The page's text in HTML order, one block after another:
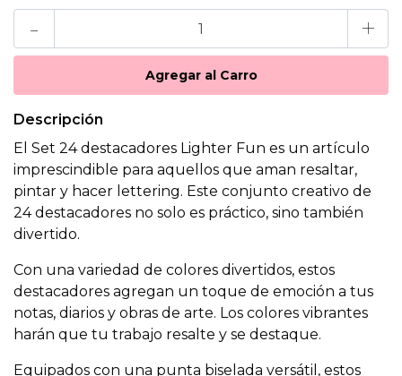
- +
Descripción
El Set 24 destacadores Lighter Fun es un artículo
imprescindible para aquellos que aman resaltar,
pintar y hacer lettering. Este conjunto creativo de
24 destacadores no solo es práctico, sino también
divertido.
Con una variedad de colores divertidos, estos
destacadores agregan un toque de emoción a tus
notas, diarios y obras de arte. Los colores vibrantes
harán que tu trabajo resalte y se destaque.
Equipados con una punta biselada versátil, estos